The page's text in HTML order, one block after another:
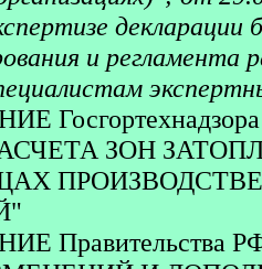
и регламента
ЗОН
Правительства РФ